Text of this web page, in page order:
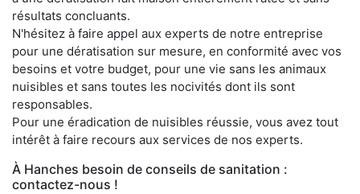
résultats concluants.
N'hésitez à faire appel aux experts de notre entreprise
pour une dératisation sur mesure, en conformité avec vos
besoins et votre budget, pour une vie sans les animaux
nuisibles et sans toutes les nocivités dont ils sont
responsables.
Pour une éradication de nuisibles réussie, vous avez tout
intérêt à faire recours aux services de nos experts.
À Hanches besoin de conseils de sanitation :
contactez-nous !